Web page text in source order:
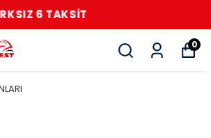
FARKSIZ 6 TAKSİT
0